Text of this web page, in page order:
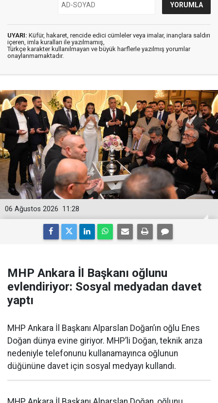
UYARI: Küfür, hakaret, rencide edici cümleler veya imalar, inançlara saldırı
içeren, imla kuralları ile yazılmamış,
Türkçe karakter kullanılmayan ve büyük harflerle yazılmış yorumlar
onaylanmamaktadır.
11:28
06 Ağustos 2026
MHP Ankara İl Başkanı oğlunu
evlendiriyor: Sosyal medyadan davet
yaptı
MHP Ankara İl Başkanı Alparslan Doğan’ın oğlu Enes
Doğan dünya evine giriyor. MHP’li Doğan, teknik arıza
nedeniyle telefonunu kullanamayınca oğlunun
düğününe davet için sosyal medyayı kullandı.